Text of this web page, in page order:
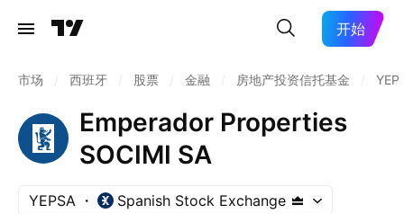
开始
市场 西班牙 股票 金融 房地产投资信托基金
Emperador Properties
SOCIMI SA
YEPSA Spanish Stock Exchange